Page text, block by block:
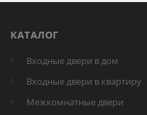
КАТАЛОГ
Входные двери в дом
Входные двери в квартиру
Межкомнатные двери